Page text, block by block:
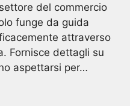
del commercio
funge da guida
attraverso
Fornisce dettagli su
aspettarsi per…